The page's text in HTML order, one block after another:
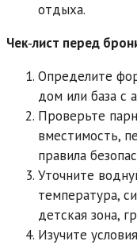
отдыха.
Чек‑лист перед
Определите
дом или база с
Проверьте
вместимость,
правила
Уточните
температура,
детская зона,
Изучите